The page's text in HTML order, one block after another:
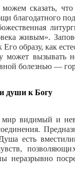
сказать,
благодатного
живым».
образу, как
вызывать
болезнью —
души к Богу
мир видимый и
есть